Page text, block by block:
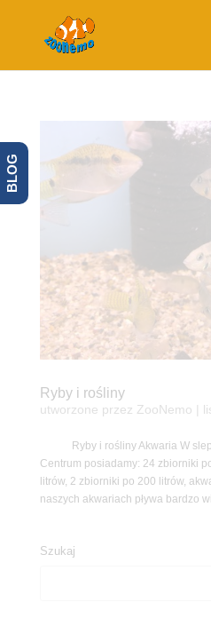
Ryby i rośliny
utworzone przez ZooNemo
Ryby i rośliny Akwaria W
Centrum posiadamy: 24 zbiorniki
litrów, 2 zbiorniki po 200 litrów,
naszych akwariach pływa bardzo
Szukaj
BLOG